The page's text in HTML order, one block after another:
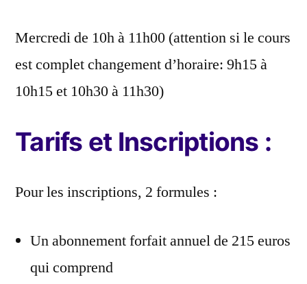
Mercredi de 10h à 11h00 (attention si le cours
est complet changement d’horaire: 9h15 à
10h15 et 10h30 à 11h30)
Tarifs et Inscriptions :
Pour les inscriptions, 2 formules :
Un abonnement forfait annuel de 215 euros
qui comprend